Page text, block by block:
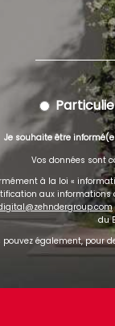
Je souhaite être
Vos données sont
à la loi «
aux informations
du
pouvez également, pour